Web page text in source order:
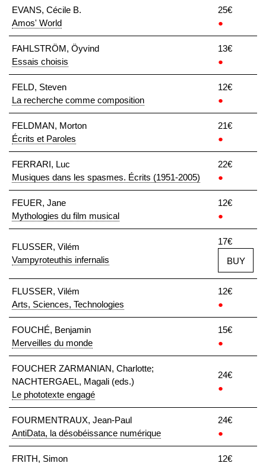
EVANS, Cécile B.
Amos' World
25€
●
FAHLSTRÖM, Öyvind
Essais choisis
13€
●
FELD, Steven
La recherche comme composition
12€
●
FELDMAN, Morton
Écrits et Paroles
21€
●
FERRARI, Luc
Musiques dans les spasmes. Écrits (1951-2005)
22€
●
FEUER, Jane
Mythologies du film musical
12€
●
FLUSSER, Vilém
Vampyroteuthis infernalis
17€
BUY
FLUSSER, Vilém
Arts, Sciences, Technologies
12€
●
FOUCHÉ, Benjamin
Merveilles du monde
15€
●
FOUCHER ZARMANIAN, Charlotte;
NACHTERGAEL, Magali (eds.)
Le phototexte engagé
24€
●
FOURMENTRAUX, Jean-Paul
AntiData, la désobéissance numérique
24€
●
FRITH, Simon 12€